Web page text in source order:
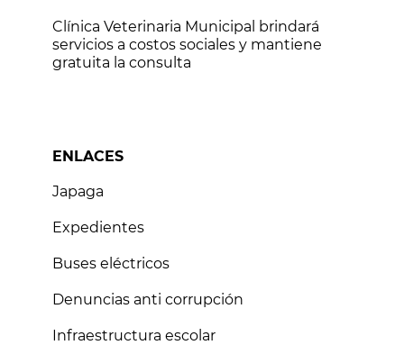
Clínica Veterinaria Municipal brindará
servicios a costos sociales y mantiene
gratuita la consulta
ENLACES
Japaga
Expedientes
Buses eléctricos
Denuncias anti corrupción
Infraestructura escolar